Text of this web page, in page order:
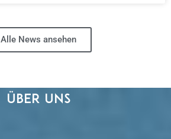
Alle News ansehen
Über uns